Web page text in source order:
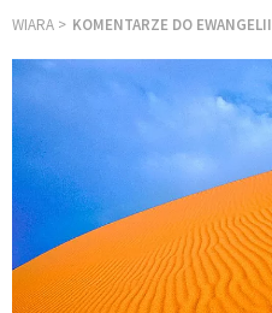
WIARA KOMENTARZE DO EWANGELII